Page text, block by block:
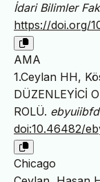
İdari Bilimler
https://doi.org/
AMA
1.Ceylan HH,
DÜZENLEYİCİ
ROLÜ.
doi:10.46482/
Chicago